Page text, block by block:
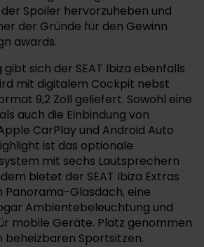
Spoiler hervorzuheben und
der Gründe für den Gewinn
awards.
sich der SEAT Ibiza ebenfalls
mit digitalem Cockpit nebst
9,2 Zoll geliefert. Sowohl eine
auch die Einbindung von
CarPlay und Android Auto
ist das optionale
mit sechs Lautsprechern
bietet der SEAT Ibiza Extras
Panorama-Glasdach, eine
Ambientebeleuchtung und
mobile Geräte. Platz genommen
beheizbaren Sportsitzen.